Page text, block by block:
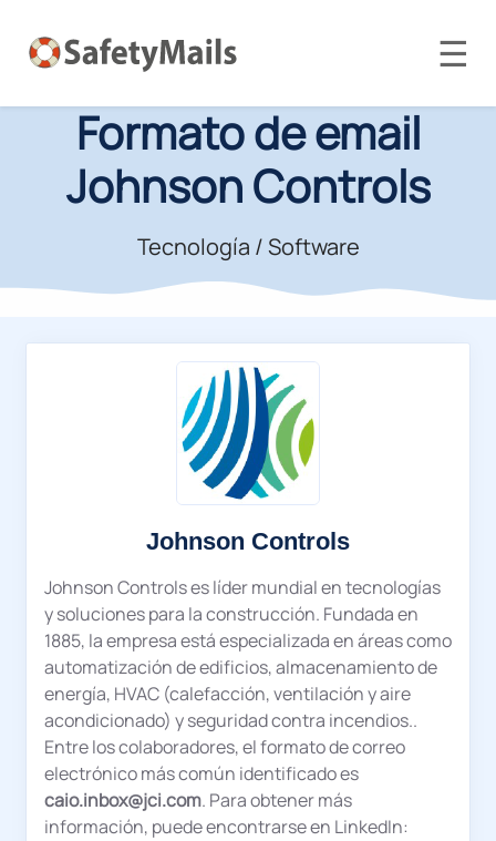
☰
Formato de email
Johnson Controls
Tecnología / Software
Johnson Controls
Johnson Controls es líder mundial en tecnologías
y soluciones para la construcción. Fundada en
1885, la empresa está especializada en áreas como
automatización de edificios, almacenamiento de
energía, HVAC (calefacción, ventilación y aire
acondicionado) y seguridad contra incendios..
Entre los colaboradores, el formato de correo
electrónico más común identificado es
caio.inbox@jci.com. Para obtener más
información, puede encontrarse en LinkedIn: